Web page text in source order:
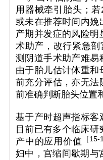
用器械牵引胎头；
或未在推荐时间内娩
产期并发症的风险
术助产，改行紧急剖
测阴道手术助产难易
由于胎儿估计体重和
前充分评估，亦无法
前准确判断胎头位置
基于产时超声指标客
目前已有多个临床研
产中的应用价值
［ 15-
妇中，宫缩间歇期与